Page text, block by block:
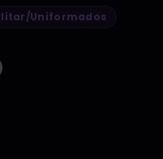
Uniformados